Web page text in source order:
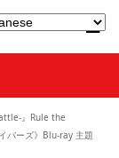
』Rule the
バーズ》Blu-ray 主題